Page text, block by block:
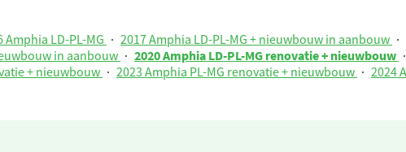
Amphia LD-PL-MG · 2017 Amphia LD-PL-MG + nieuwbouw in aanbouw ·
in aanbouw · 2020 Amphia LD-PL-MG renovatie + nieuwbouw ·
+ nieuwbouw · 2023 Amphia PL-MG renovatie + nieuwbouw · 2024